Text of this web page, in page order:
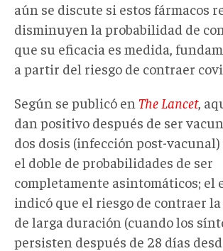
aún se discute si estos fármacos
disminuyen la probabilidad de
que su eficacia es medida,
a partir del riesgo de contraer
Según se publicó en The Lancet,
dan positivo después de ser
dos dosis (infección post-
el doble de probabilidades de ser
completamente asintomáticos; el
indicó que el riesgo de contraer
de larga duración (cuando los
persisten después de 28 días